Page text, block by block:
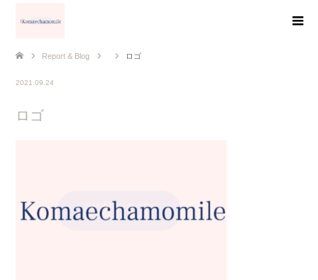
Report & Blog ロゴ
2021.09.24
ロゴ